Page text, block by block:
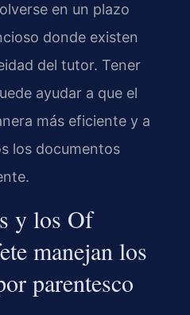
en un plazo
donde existen
del tutor. Tener
ayudar a que el
más eficiente y a
los documentos
y los Of
manejan los
parentesco